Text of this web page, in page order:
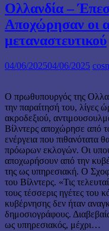
Ολλανδία –
Αποχώρησαν οι
μεταναστευτικού
04/06/202504/06/2025
Ο πρωθυπουργός της
την παραίτησή του, λίγες
ακροδεξιού,
Βίλντερς αποχώρησε από
ενέργεια που πιθανότατα
πρόωρων εκλογών. Οι
αποχωρήσουν από την
της ως υπηρεσιακή. Ο
του Βίλντερς. «Τις
τους τέσσερις ηγέτες του
κυβέρνησης δεν ήταν
δημοσιογράφους.
ως υπηρεσιακός, μέχρι…